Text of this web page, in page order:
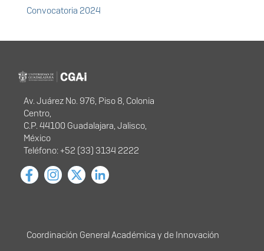
Convocatoria 2024
Programa Institucional de
Información del
Av. Juárez No. 976, Piso 8, Colonia
Centro,
C.P. 44100 Guadalajara, Jalisco,
México
Teléfono: +52 (33) 3134 2222
Menú principal
Coordinación General Académica y de Innovación